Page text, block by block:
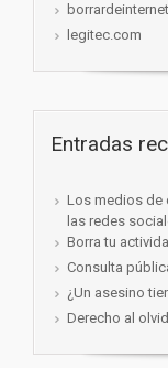
legitec.com
Entradas
Los medios de
las redes
Borra tu
Consulta
¿Un asesino
Derecho al